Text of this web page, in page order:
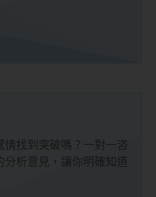
找到突破嗎？一對一咨
析意見，讓你明確知道